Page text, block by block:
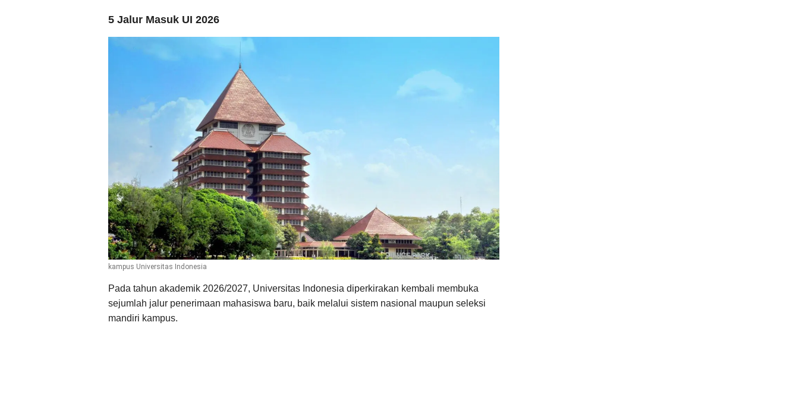
5 Jalur Masuk UI 2026
kampus Universitas Indonesia
Pada tahun akademik 2026/2027, Universitas Indonesia diperkirakan kembali membuka
sejumlah jalur penerimaan mahasiswa baru, baik melalui sistem nasional maupun seleksi
mandiri kampus.